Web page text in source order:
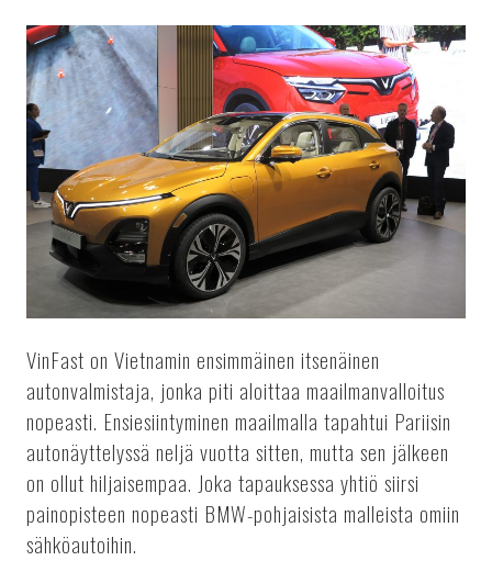
VinFast on Vietnamin ensimmäinen itsenäinen
autonvalmistaja, jonka piti aloittaa maailmanvalloitus
nopeasti. Ensiesiintyminen maailmalla tapahtui Pariisin
autonäyttelyssä neljä vuotta sitten, mutta sen jälkeen
on ollut hiljaisempaa. Joka tapauksessa yhtiö siirsi
painopisteen nopeasti BMW-pohjaisista malleista omiin
sähköautoihin.